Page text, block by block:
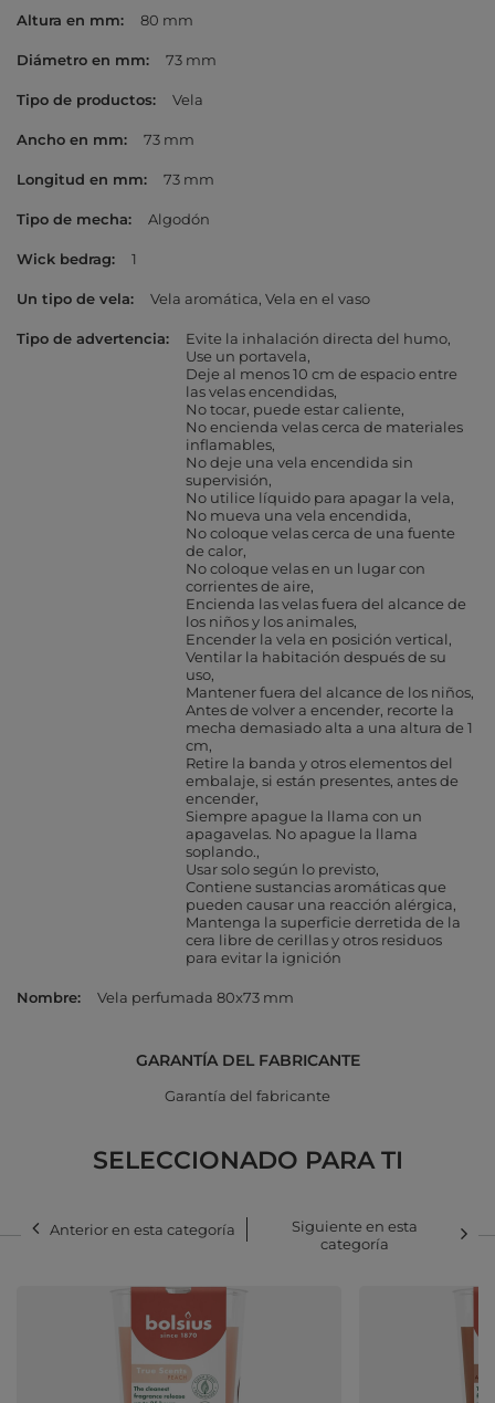
Altura en mm 80 mm
Diámetro en mm 73 mm
Tipo de productos Vela
Ancho en mm 73 mm
Longitud en mm 73 mm
Tipo de mecha Algodón
Wick bedrag 1
Un tipo de vela Vela aromática Vela en el vaso
Tipo de advertencia
Evite la inhalación directa del humo
Use un portavela
Deje al menos 10 cm de espacio entre
las velas encendidas
No tocar, puede estar caliente
No encienda velas cerca de materiales
inflamables
No deje una vela encendida sin
supervisión
No utilice líquido para apagar la vela
No mueva una vela encendida
No coloque velas cerca de una fuente
de calor
No coloque velas en un lugar con
corrientes de aire
Encienda las velas fuera del alcance de
los niños y los animales
Encender la vela en posición vertical
Ventilar la habitación después de su
uso
Mantener fuera del alcance de los niños
Antes de volver a encender, recorte la
mecha demasiado alta a una altura de 1
cm
Retire la banda y otros elementos del
embalaje, si están presentes, antes de
encender
Siempre apague la llama con un
apagavelas. No apague la llama
soplando.
Usar solo según lo previsto
Contiene sustancias aromáticas que
pueden causar una reacción alérgica
Mantenga la superficie derretida de la
cera libre de cerillas y otros residuos
para evitar la ignición
Nombre Vela perfumada 80x73 mm
GARANTÍA DEL FABRICANTE
Garantía del fabricante
SELECCIONADO PARA TI
Anterior en esta categoría
Siguiente en esta
categoría